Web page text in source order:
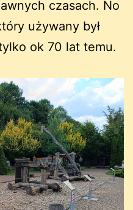
czasach. No
używany był
ok 70 lat temu.